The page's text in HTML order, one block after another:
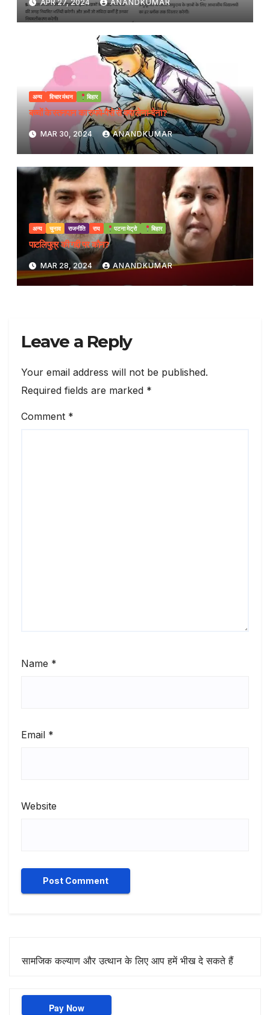
APR 27, 2024 ANANDKUMAR
अन्य विचार मंथन बिहार
बच्चों के स्तनपान का रुपये-पैसे से क्या लेना-देना?
MAR 30, 2024 ANANDKUMAR
अन्य चुनाव राजनीति राय पटना मेट्रो बिहार
पाटलिपुत्र की गद्दी पर कौन?
MAR 28, 2024 ANANDKUMAR
Leave a Reply
Your email address will not be published.
Required fields are marked *
Comment *
Name *
Email *
Website
सामजिक कल्याण और उत्थान के लिए आप हमें भीख दे सकते हैं